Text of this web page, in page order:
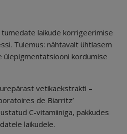
laikude korrigeerimise
Tulemus: nähtavalt ühtlasem
ülepigmentatsiooni kordumise
vetikaekstrakti –
de Biarritz’
C-vitamiiniga, pakkudes
laikudele.